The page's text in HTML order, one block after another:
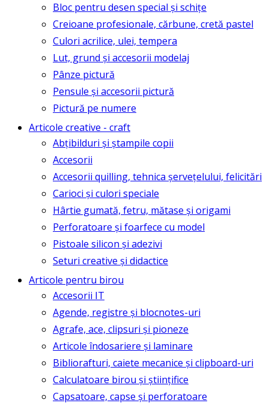
Bloc pentru desen special și schițe
Creioane profesionale, cărbune, cretă pastel
Culori acrilice, ulei, tempera
Lut, grund și accesorii modelaj
Pânze pictură
Pensule și accesorii pictură
Pictură pe numere
Articole creative - craft
Abțibilduri și ștampile copii
Accesorii
Accesorii quilling, tehnica șervețelului, felicitări
Carioci și culori speciale
Hârtie gumată, fetru, mătase și origami
Perforatoare și foarfece cu model
Pistoale silicon și adezivi
Seturi creative și didactice
Articole pentru birou
Accesorii IT
Agende, registre și blocnotes-uri
Agrafe, ace, clipsuri și pioneze
Articole îndosariere și laminare
Bibliorafturi, caiete mecanice și clipboard-uri
Calculatoare birou și științifice
Capsatoare, capse și perforatoare